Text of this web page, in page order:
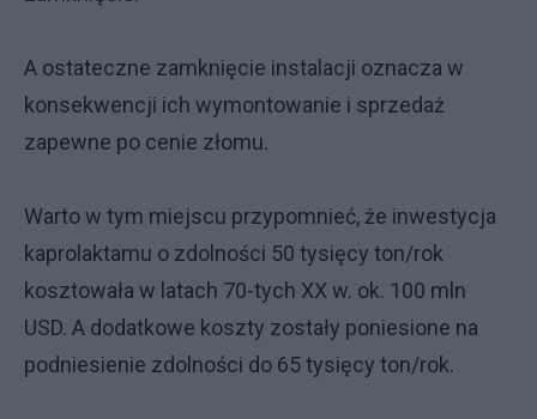
A ostateczne zamknięcie instalacji oznacza w
konsekwencji ich wymontowanie i sprzedaż
zapewne po cenie złomu.
Warto w tym miejscu przypomnieć, że inwestycja
kaprolaktamu o zdolności 50 tysięcy ton/rok
kosztowała w latach 70-tych XX w. ok. 100 mln
USD. A dodatkowe koszty zostały poniesione na
podniesienie zdolności do 65 tysięcy ton/rok.